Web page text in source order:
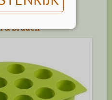
& Braden